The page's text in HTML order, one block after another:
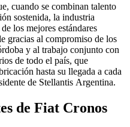
cuando se combinan talento
sostenida, la industria
los mejores estándares
gracias al compromiso de los
y al trabajo conjunto con
de todo el país, que
hasta su llegada a cada
de Stellantis Argentina.
de Fiat Cronos